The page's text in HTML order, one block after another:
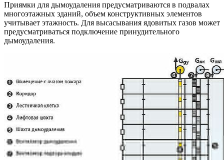
Приямки для дымоудаления предусматриваются в подвалах
многоэтажных зданий, объем конструктивных элементов
учитывает этажность. Для высасывания ядовитых газов может
предусматриваться подключение принудительного
дымоудаления.